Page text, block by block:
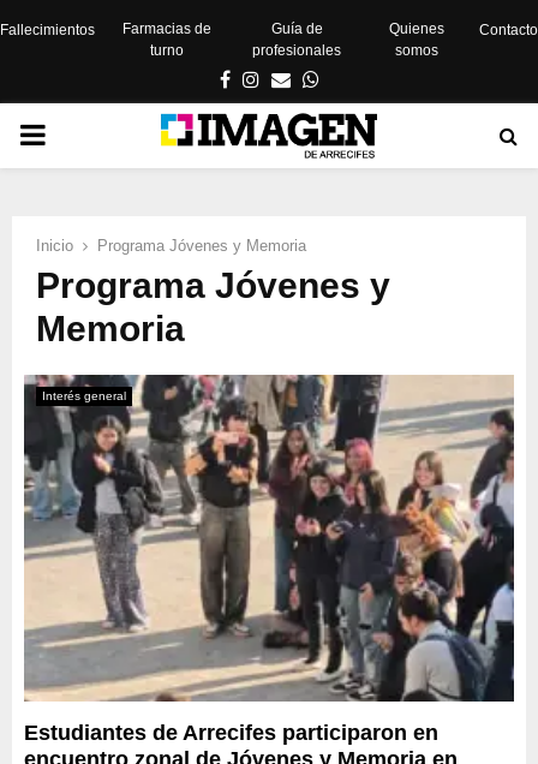
Fallecimientos
Farmacias de
turno
Guía de
profesionales
Quienes
somos
Contacto
Facebook
Instagram
EmailWhatsapp
PRIMARY
Inicio Programa Jóvenes y Memoria
Programa Jóvenes y
Memoria
Interés general
Estudiantes de Arrecifes participaron en
encuentro zonal de Jóvenes y Memoria en